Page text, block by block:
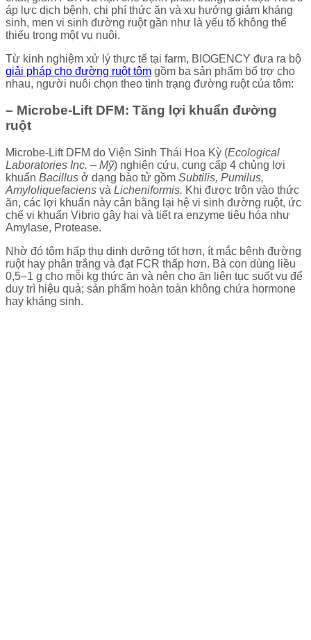
áp lực dịch bệnh, chi phí thức ăn và xu hướng giảm kháng
sinh, men vi sinh đường ruột gần như là yếu tố không thể
thiếu trong một vụ nuôi.
Từ kinh nghiệm xử lý thực tế tại farm, BIOGENCY đưa ra bộ
giải pháp cho đường ruột tôm gồm ba sản phẩm bổ trợ cho
nhau, người nuôi chọn theo tình trạng đường ruột của tôm:
– Microbe-Lift DFM: Tăng lợi khuẩn đường
ruột
Microbe-Lift DFM do Viện Sinh Thái Hoa Kỳ (Ecological
Laboratories Inc. – Mỹ) nghiên cứu, cung cấp 4 chủng lợi
khuẩn Bacillus ở dạng bào tử gồm Subtilis, Pumilus,
Amyloliquefaciens và Licheniformis. Khi được trộn vào thức
ăn, các lợi khuẩn này cân bằng lại hệ vi sinh đường ruột, ức
chế vi khuẩn Vibrio gây hại và tiết ra enzyme tiêu hóa như
Amylase, Protease.
Nhờ đó tôm hấp thụ dinh dưỡng tốt hơn, ít mắc bệnh đường
ruột hay phân trắng và đạt FCR thấp hơn. Bà con dùng liều
0,5–1 g cho mỗi kg thức ăn và nên cho ăn liên tục suốt vụ để
duy trì hiệu quả; sản phẩm hoàn toàn không chứa hormone
hay kháng sinh.